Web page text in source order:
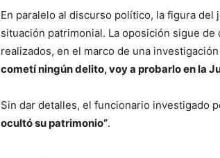
En paralelo al discurso político, la figura
situación patrimonial. La oposición sigue
realizados, en el marco de una
cometí ningún delito, voy a probarlo en la
Sin dar detalles, el funcionario investigado
ocultó su patrimonio”.